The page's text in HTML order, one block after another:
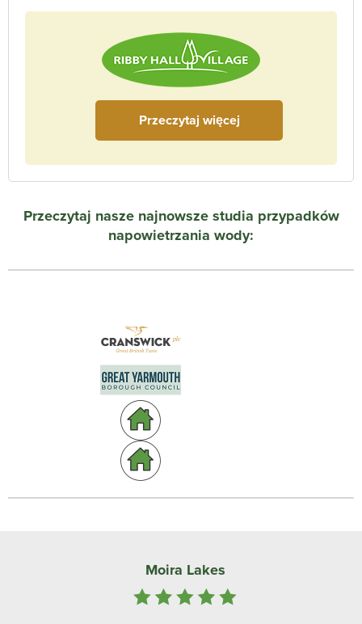
Przeczytaj więcej
Przeczytaj nasze najnowsze studia przypadków
napowietrzania wody:
Moira Lakes